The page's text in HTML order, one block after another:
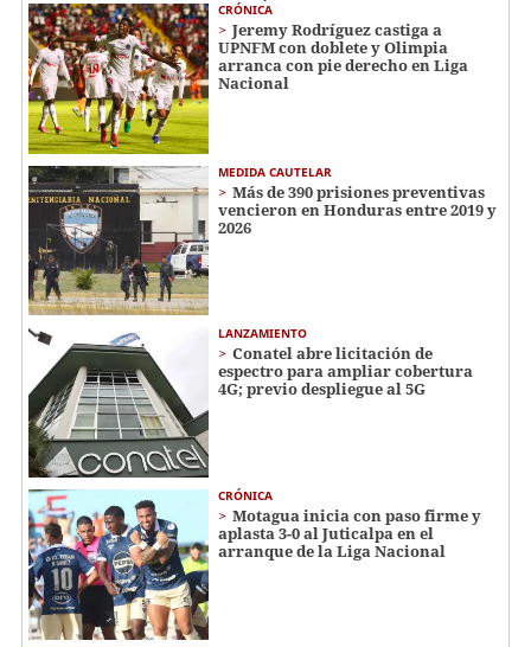
CRÓNICA
Jeremy Rodríguez castiga a
UPNFM con doblete y Olimpia
arranca con pie derecho en Liga
Nacional
MEDIDA CAUTELAR
Más de 390 prisiones preventivas
vencieron en Honduras entre 2019 y
2026
LANZAMIENTO
Conatel abre licitación de
espectro para ampliar cobertura
4G; previo despliegue al 5G
CRÓNICA
Motagua inicia con paso firme y
aplasta 3-0 al Juticalpa en el
arranque de la Liga Nacional